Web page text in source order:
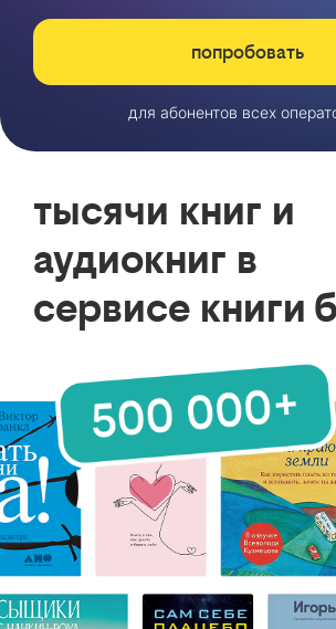
попробовать
для абонентов всех
тысячи книг и
аудиокниг в
сервисе книги